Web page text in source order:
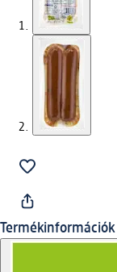
Termékinformációk